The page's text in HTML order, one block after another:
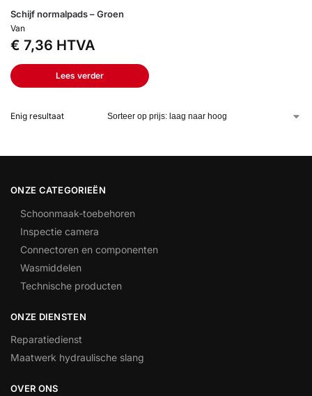
Schijf normalpads – Groen
Van
€ 7,36 HTVA
Lees verder
Enig resultaat
ONZE CATEGORIEËN
Schoonmaak-toebehoren
Inspectie camera
Connectoren en componenten
Wasmiddelen
Technische producten
ONZE DIENSTEN
Reparatiedienst
Maatwerk hydraulische slang
OVER ONS